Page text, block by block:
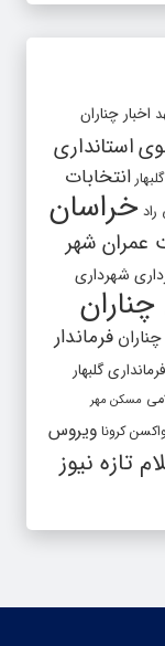
اخبار چناران
استانداری
انتخابات
خراسان
عمران شهر
شهرداری
فرماندار
فرمانداری گلبهار
مسکن مهر
کرونا ویروس
تازه نیوز